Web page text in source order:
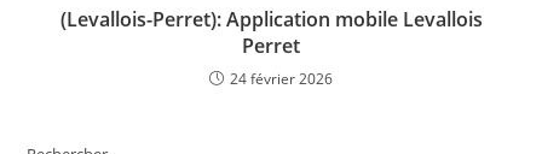
(Levallois-Perret): Application mobile Levallois
Perret
24 février 2026